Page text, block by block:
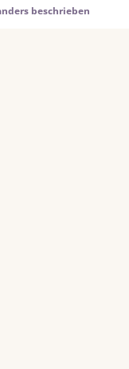
beschrieben